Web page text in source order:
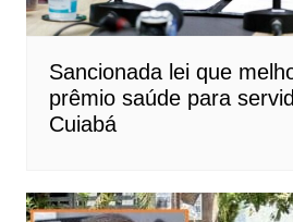
Sancionada lei que
prêmio saúde para
Cuiabá